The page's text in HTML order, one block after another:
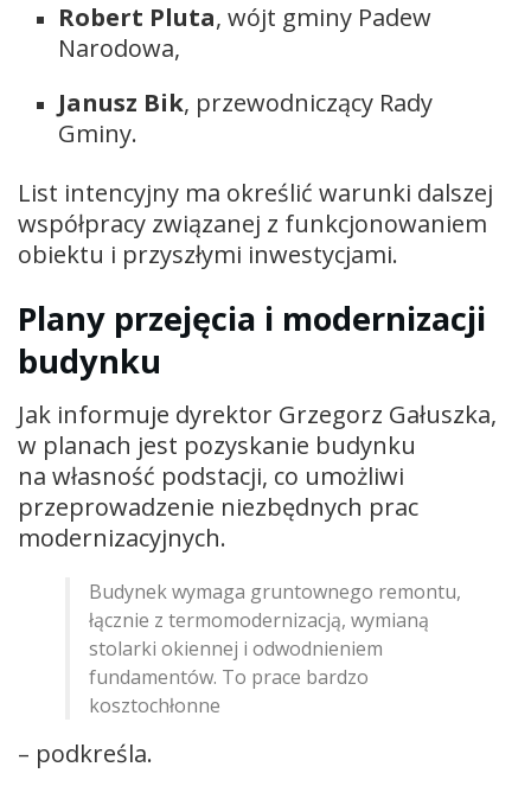
Robert Pluta, wójt gminy Padew
Narodowa,
Janusz Bik, przewodniczący Rady
Gminy.
List intencyjny ma określić warunki dalszej
współpracy związanej z funkcjonowaniem
obiektu i przyszłymi inwestycjami.
Plany przejęcia i modernizacji
budynku
Jak informuje dyrektor Grzegorz Gałuszka,
w planach jest pozyskanie budynku
na własność podstacji, co umożliwi
przeprowadzenie niezbędnych prac
modernizacyjnych.
Budynek wymaga gruntownego remontu,
łącznie z termomodernizacją, wymianą
stolarki okiennej i odwodnieniem
fundamentów. To prace bardzo
kosztochłonne
– podkreśla.